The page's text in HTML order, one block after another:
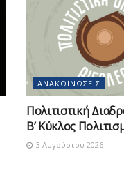
ΑΝΑΚΟΙΝΏΣΕΙΣ
Πολιτιστική
Β’ Κύκλος
3 Αυγούστου 2026